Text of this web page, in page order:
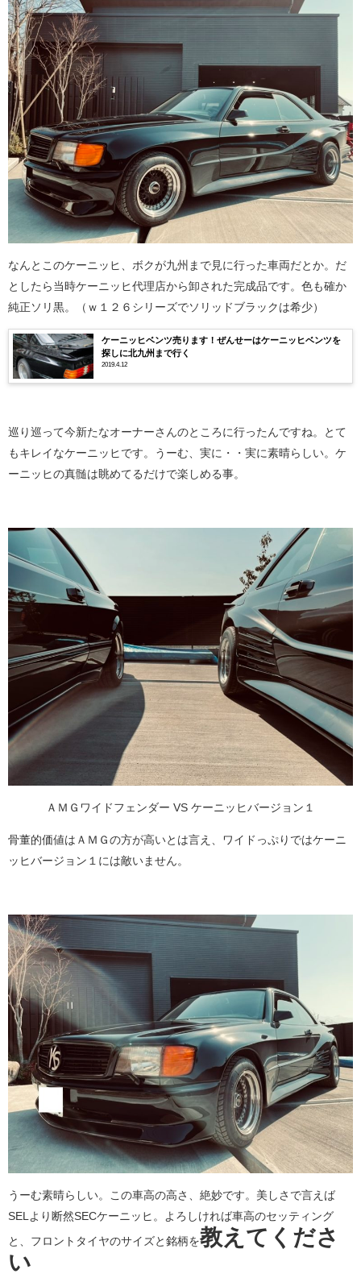
なんとこのケーニッヒ、ボクが九州まで見に行った車両だとか。だ
としたら当時ケーニッヒ代理店から卸された完成品です。色も確か
純正ソリ黒。（ｗ１２６シリーズでソリッドブラックは希少）
ケーニッヒベンツ売ります！ぜんせーはケーニッヒベンツを
探しに北九州まで行く
2019.4.12
巡り巡って今新たなオーナーさんのところに行ったんですね。とて
もキレイなケーニッヒです。うーむ、実に・・実に素晴らしい。ケ
ーニッヒの真髄は眺めてるだけで楽しめる事。
ＡＭＧワイドフェンダー VS ケーニッヒバージョン１
骨董的価値はＡＭＧの方が高いとは言え、ワイドっぷりではケーニ
ッヒバージョン１には敵いません。
うーむ素晴らしい。この車高の高さ、絶妙です。美しさで言えば
SELより断然SECケーニッヒ。よろしければ車高のセッティング
と、フロントタイヤのサイズと銘柄を教えてくださ
い